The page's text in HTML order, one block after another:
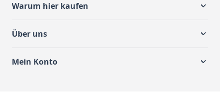
Warum hier kaufen
Über uns
Mein Konto